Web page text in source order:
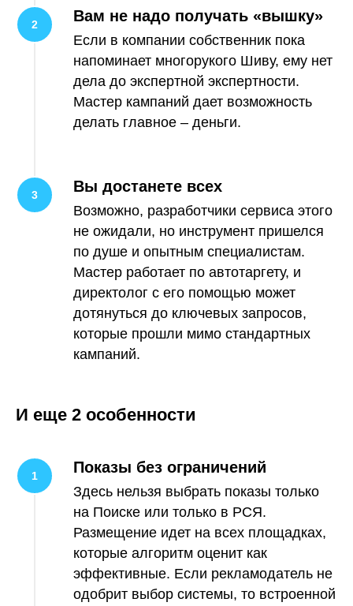
Вам не надо получать «вышку»
Если в компании собственник пока
напоминает многорукого Шиву, ему нет
дела до экспертной экспертности.
Мастер кампаний дает возможность
делать главное – деньги.
Вы достанете всех
Возможно, разработчики сервиса этого
не ожидали, но инструмент пришелся
по душе и опытным специалистам.
Мастер работает по автотаргету, и
директолог с его помощью может
дотянуться до ключевых запросов,
которые прошли мимо стандартных
кампаний.
И еще 2 особенности
Показы без ограничений
Здесь нельзя выбрать показы только
на Поиске или только в РСЯ.
Размещение идет на всех площадках,
которые алгоритм оценит как
эффективные. Если рекламодатель не
одобрит выбор системы, то встроенной